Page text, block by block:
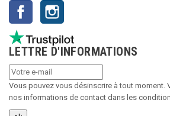
Facebook
LETTRE D'INFORMATIONS
Vous pouvez vous désinscrire à tout moment.
nos informations de contact dans les